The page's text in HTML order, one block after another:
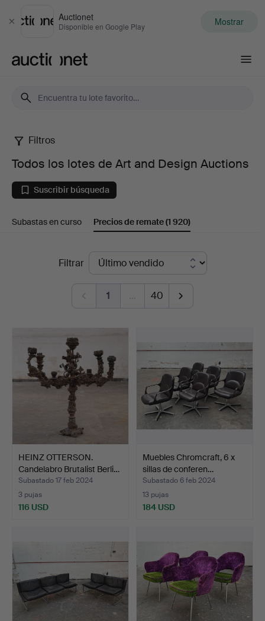
Cerrar
Auctionet
Disponible en Google Play Mostrar
Todos
los
lotes
de
Auctions
Filtros
Todos los lotes de Art and Design Auctions
Suscribir búsqueda
Subastas en curso Precios de remate(1 920)
Filtrar
1 … 40
HEINZ OTTERSON.
Candelabro Brutalist Berli…
Subastado 17 feb 2024
3 pujas
116 USD
Muebles Chromcraft, 6 x
sillas de conferen…
Subastado 6 feb 2024
13 pujas
184 USD